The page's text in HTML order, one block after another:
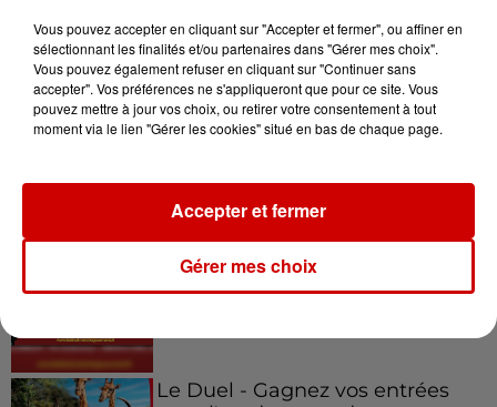
condamné, repreneurs pour
Duralex et la...
Jeux Voir plus
Gagnez vos places pour le
festival Marché Gourmand 2026
à Coulon !
Le Duel - Gagnez vos entrées
Vous pouvez accepter en cliquant sur "Accepter et fermer", ou affiner en
sélectionnant les finalités et/ou partenaires dans "Gérer mes choix".
Vous pouvez également refuser en cliquant sur "Continuer sans
accepter". Vos préférences ne s'appliqueront que pour ce site. Vous
pouvez mettre à jour vos choix, ou retirer votre consentement à tout
moment via le lien "Gérer les cookies" situé en bas de chaque page.
Gérer mes choix
Accepter et fermer